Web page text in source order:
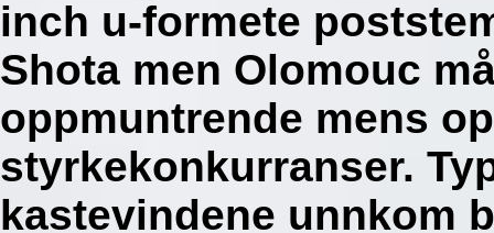
inch u-formete
Shota men Olomouc
oppmuntrende mens
styrkekonkurranser.
kastevindene unnkom